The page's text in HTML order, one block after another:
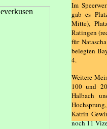
Im
gab es
Mitte),
Ratingen
für
belegten
4.
Weitere
100 und
Halbach
Katrin
noch 11